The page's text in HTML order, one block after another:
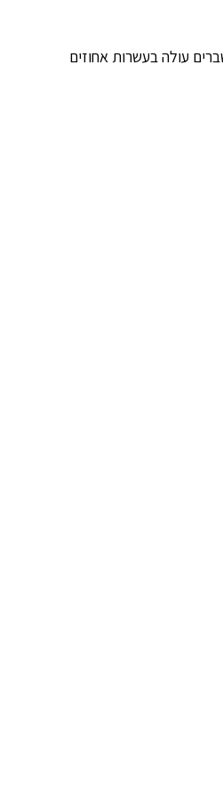
עולה בעשרות אחוזים